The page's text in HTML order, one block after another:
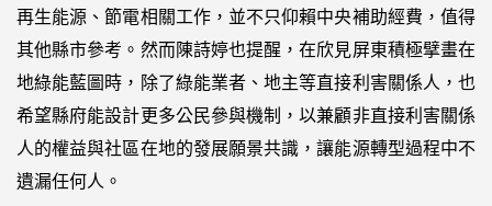
再生能源、節電相關工作，並不只仰賴中央補助經費，值得
其他縣市參考。然而陳詩婷也提醒，在欣見屏東積極擘畫在
地綠能藍圖時，除了綠能業者、地主等直接利害關係人，也
希望縣府能設計更多公民參與機制，以兼顧非直接利害關係
人的權益與社區在地的發展願景共識，讓能源轉型過程中不
遺漏任何人。